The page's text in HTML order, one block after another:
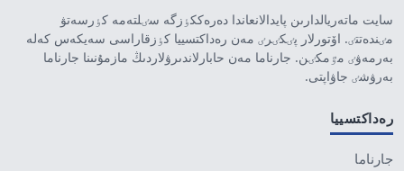
سايت ماتەريالدارىن پايدالانعاندا دەرەككٶزگە سٸلتەمە كٶرسەتۋ
مٸندەتتٸ. اۆتورلار پٸكٸرٸ مەن رەداكتسييا كٶزقاراسى سەيكەس كەلە
بەرمەۋٸ مٷمكٸن. جارناما مەن حابارلاندىرۋلاردىڭ مازمۇنىنا جارناما
بەرۋشٸ جاۋاپتى.
رەداكتسييا
جارناما